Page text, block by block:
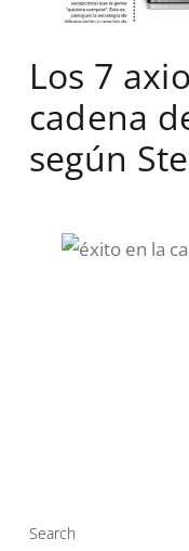
Los 7
cadena
según
Search